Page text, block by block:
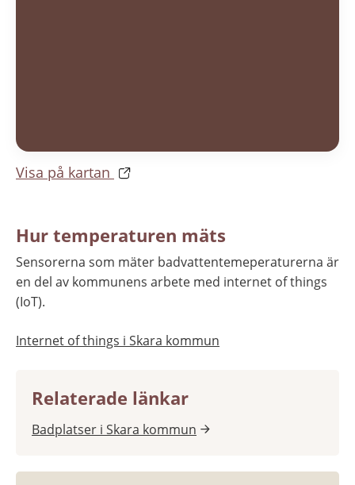
Visa på kartan
Hur temperaturen mäts
Sensorerna som mäter badvattentemeperaturerna är
en del av kommunens arbete med internet of things
(IoT).
Internet of things i Skara kommun
Relaterade länkar
Badplatser i Skara kommun